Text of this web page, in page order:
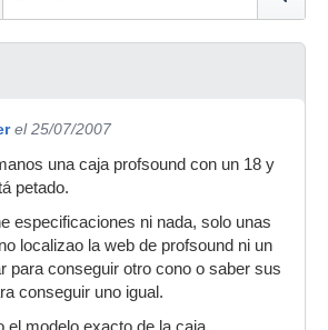
el 25/07/2007
una caja profsound con un 18 y
petado.
especificaciones ni nada, solo unas
localizao la web de profsound ni un
para conseguir otro cono o saber sus
conseguir uno igual.